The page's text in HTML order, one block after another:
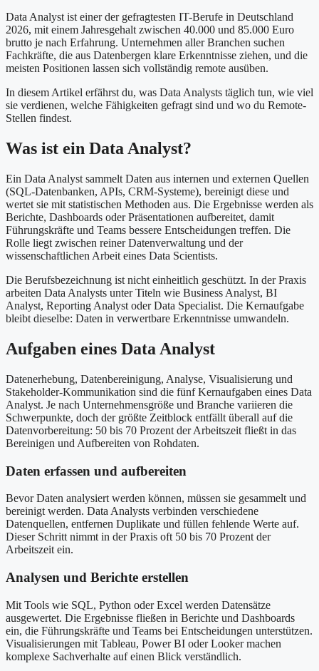
Data Analyst ist einer der gefragtesten IT-Berufe in Deutschland
2026, mit einem Jahresgehalt zwischen 40.000 und 85.000 Euro
brutto je nach Erfahrung. Unternehmen aller Branchen suchen
Fachkräfte, die aus Datenbergen klare Erkenntnisse ziehen, und die
meisten Positionen lassen sich vollständig remote ausüben.
In diesem Artikel erfährst du, was Data Analysts täglich tun, wie viel
sie verdienen, welche Fähigkeiten gefragt sind und wo du Remote-
Stellen findest.
Was ist ein Data Analyst?
Ein Data Analyst sammelt Daten aus internen und externen Quellen
(SQL-Datenbanken, APIs, CRM-Systeme), bereinigt diese und
wertet sie mit statistischen Methoden aus. Die Ergebnisse werden als
Berichte, Dashboards oder Präsentationen aufbereitet, damit
Führungskräfte und Teams bessere Entscheidungen treffen. Die
Rolle liegt zwischen reiner Datenverwaltung und der
wissenschaftlichen Arbeit eines Data Scientists.
Die Berufsbezeichnung ist nicht einheitlich geschützt. In der Praxis
arbeiten Data Analysts unter Titeln wie Business Analyst, BI
Analyst, Reporting Analyst oder Data Specialist. Die Kernaufgabe
bleibt dieselbe: Daten in verwertbare Erkenntnisse umwandeln.
Aufgaben eines Data Analyst
Datenerhebung, Datenbereinigung, Analyse, Visualisierung und
Stakeholder-Kommunikation sind die fünf Kernaufgaben eines Data
Analyst. Je nach Unternehmensgröße und Branche variieren die
Schwerpunkte, doch der größte Zeitblock entfällt überall auf die
Datenvorbereitung: 50 bis 70 Prozent der Arbeitszeit fließt in das
Bereinigen und Aufbereiten von Rohdaten.
Daten erfassen und aufbereiten
Bevor Daten analysiert werden können, müssen sie gesammelt und
bereinigt werden. Data Analysts verbinden verschiedene
Datenquellen, entfernen Duplikate und füllen fehlende Werte auf.
Dieser Schritt nimmt in der Praxis oft 50 bis 70 Prozent der
Arbeitszeit ein.
Analysen und Berichte erstellen
Mit Tools wie SQL, Python oder Excel werden Datensätze
ausgewertet. Die Ergebnisse fließen in Berichte und Dashboards
ein, die Führungskräfte und Teams bei Entscheidungen unterstützen.
Visualisierungen mit Tableau, Power BI oder Looker machen
komplexe Sachverhalte auf einen Blick verständlich.